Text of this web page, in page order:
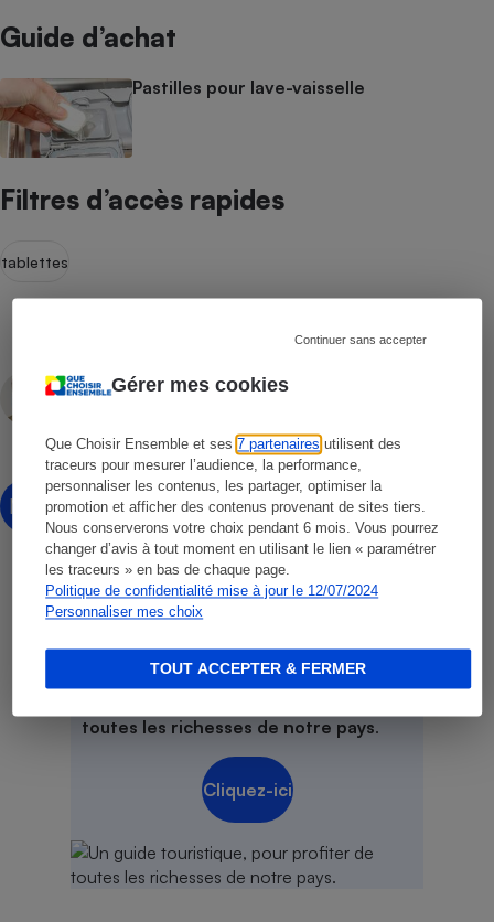
Gérer mes cookies
Que Choisir Ensemble et ses7 partenaires utilisent des
traceurs pour mesurer l’audience, la performance,
personnaliser les contenus, les partager, optimiser la
promotion et afficher des contenus provenant de sites tiers.
Nous conserverons votre choix pendant 6 mois. Vous pourrez
changer d’avis à tout moment en utilisant le lien « paramétrer
les traceurs » en bas de chaque page.
Politique de confidentialité mise à jour le 12/07/2024
Personnaliser mes choix
Continuer sans accepter
TOUT ACCEPTER & FERMER
Guide d’achat
Pastilles pour lave-vaisselle
Filtres d’accès rapides
tablettes
Fabrice Pouliquen
MM
Mélanie Marchais
Rédactrice technique
Vite !
Découvrez cet ouvrage
toutes les richesses de notre pays.
Cliquez-ici